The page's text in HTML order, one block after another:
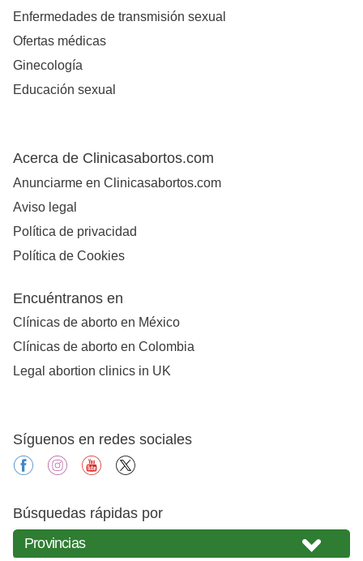
Enfermedades de transmisión sexual
Ofertas médicas
Ginecología
Educación sexual
Acerca de Clinicasabortos.com
Anunciarme en Clinicasabortos.com
Aviso legal
Política de privacidad
Política de Cookies
Encuéntranos en
Clínicas de aborto en México
Clínicas de aborto en Colombia
Legal abortion clinics in UK
Síguenos en redes sociales
facebookinstagramyoutube
Búsquedas rápidas por